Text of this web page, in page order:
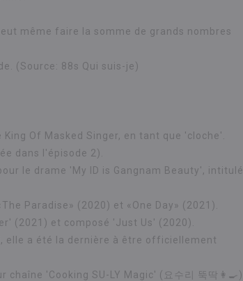
même faire la somme de grands nombres
(Source: 88s Qui suis-je)
Of Masked Singer, en tant que 'cloche'.
dans l'épisode 2).
le drame 'My ID is Gangnam Beauty', intitulé
Paradise» (2020) et «One Day» (2021).
(2021) et composé 'Just Us' (2020).
elle a été la dernière à être officiellement
'Cooking SU-LY Magic' (요수리 뚝딱👩‍🍳).